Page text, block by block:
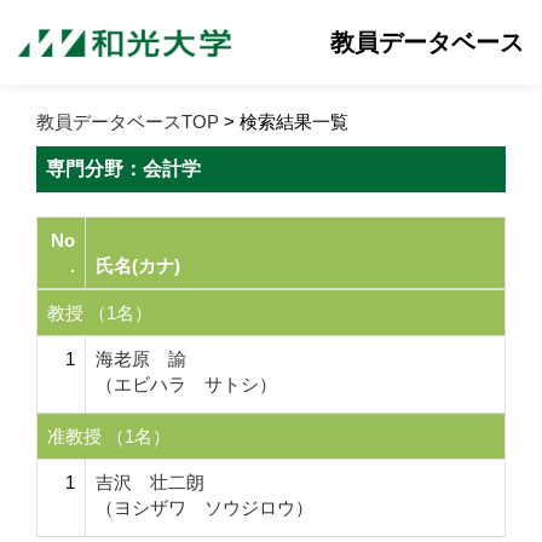
教員データベース
教員データベースTOP > 検索結果一覧
専門分野：会計学
No
.
氏名(カナ)
教授 （1名）
1
海老原 諭
（エビハラ サトシ）
准教授 （1名）
1
吉沢 壮二朗
（ヨシザワ ソウジロウ）